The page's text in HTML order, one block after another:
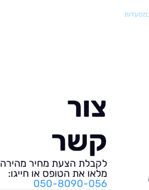
במסעדות
צור
קשר
לקבלת הצעת מחיר מהירה
מלאו את הטופס או חייגו:
050-8090-056